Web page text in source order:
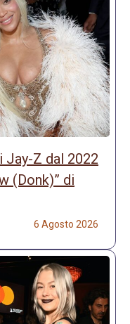
Z dal 2022
(Donk)” di
6 Agosto 2026